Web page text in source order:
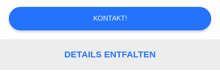
FORDERN
SIE
KONTAKT!
DETAILS ENTFALTEN